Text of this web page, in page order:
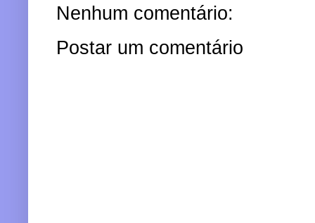
Nenhum comentário:
Postar um comentário